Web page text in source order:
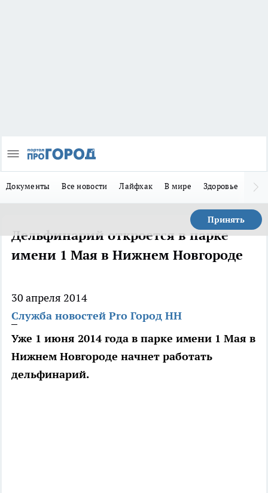
Документы Все новости Лайфхак В мире Здоровье
Принять
Дельфинарий откроется в парке
имени 1 Мая в Нижнем Новгороде
30 апреля 2014
Служба новостей Pro Город НН
Уже 1 июня 2014 года в парке имени 1 Мая в
Нижнем Новгороде начнет работать
дельфинарий.